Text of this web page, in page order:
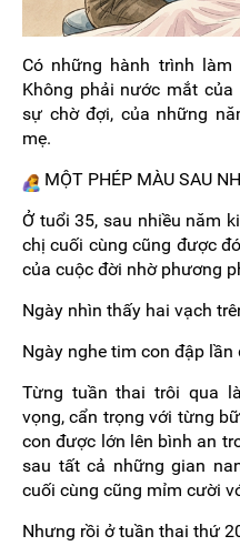
Có những hành trình
Không phải nước mắt
sự chờ đợi, của những
mẹ.
MỘT PHÉP MÀU SAU
Ở tuổi 35, sau nhiều năm
chị cuối cùng cũng được
của cuộc đời nhờ phương
Ngày nhìn thấy hai vạch
Ngày nghe tim con đập lần
Từng tuần thai trôi qua
vọng, cẩn trọng với từng
con được lớn lên bình an
sau tất cả những gian
cuối cùng cũng mỉm cười
Nhưng rồi ở tuần thai thứ